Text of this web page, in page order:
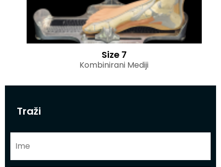
Traži
Size 7
Kombinirani Mediji